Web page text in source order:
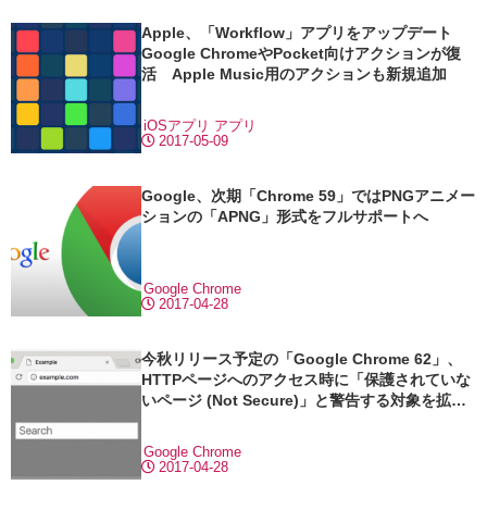
Apple、「Workflow」アプリをアップデート
Google ChromeやPocket向けアクションが復
活 Apple Music用のアクションも新規追加
2017-05-09
iOSアプリ アプリ
Google、次期「Chrome 59」ではPNGアニメー
ションの「APNG」形式をフルサポートへ
2017-04-28
Google Chrome
今秋リリース予定の「Google Chrome 62」、
HTTPページへのアクセス時に「保護されていな
いページ (Not Secure)」と警告する対象を拡大
2017-04-28
Google Chrome